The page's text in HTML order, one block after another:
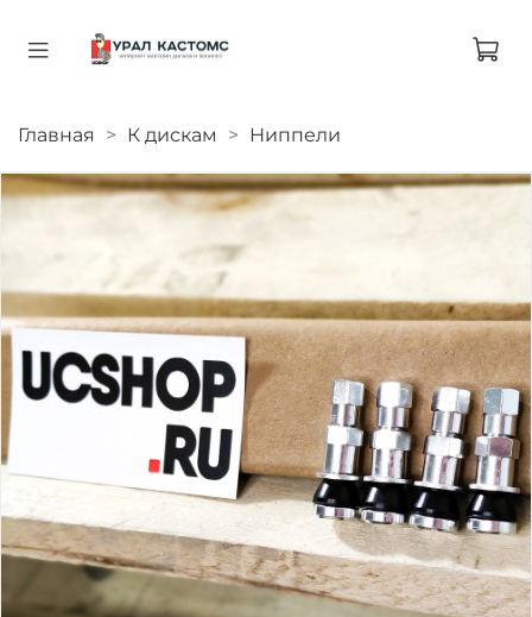
Главная К дискам Ниппели